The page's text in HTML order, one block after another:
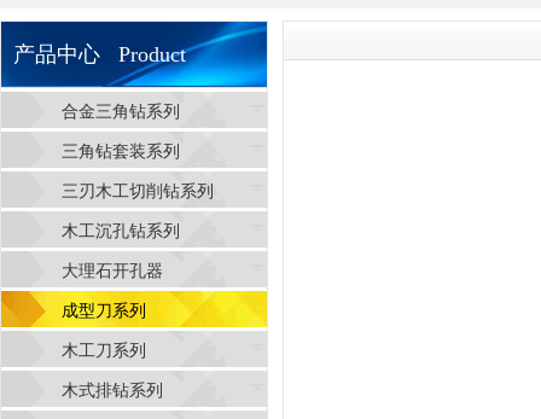
产品中心 Product
合金三角钻系列
三角钻套装系列
三刃木工切削钻系列
木工沉孔钻系列
大理石开孔器
成型刀系列
木工刀系列
木式排钻系列